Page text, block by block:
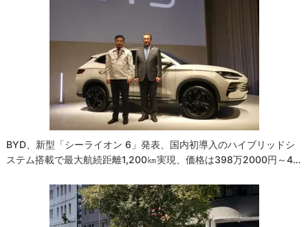
BYD、新型「シーライオン 6」発表、国内初導入のハイブリッドシ
ステム搭載で最大航続距離1,200㎞実現、価格は398万2000円～4…